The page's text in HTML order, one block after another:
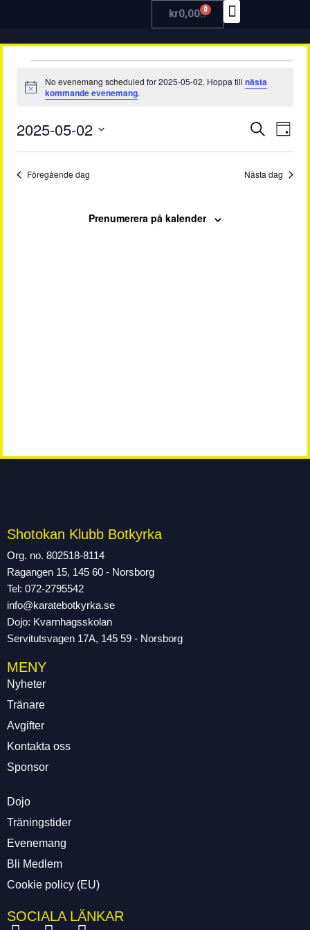
kr0,00 0
Notis
No evenemang scheduled for 2025-05-02. Hoppa till nästa
kommande evenemang.
and
Sök Dag
2025-05-02
datum.
Föregående dag Nästa dag
Prenumerera på kalender
Shotokan Klubb Botkyrka
Org. no. 802518-8114
Ragangen 15, 145 60 - Norsborg
Tel: 072-2795542
info@karatebotkyrka.se
Dojo: Kvarnhagsskolan
Servitutsvagen 17A, 145 59 - Norsborg
MENY
Nyheter
Tränare
Avgifter
Kontakta oss
Sponsor
Dojo
Träningstider
Evenemang
Bli Medlem
Cookie policy (EU)
SOCIALA LÄNKAR